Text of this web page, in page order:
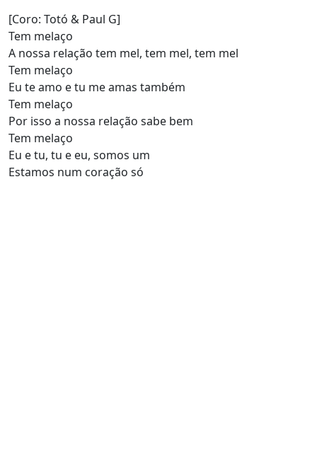
[Coro: Totó & Paul G]
Tem melaço
A nossa relação tem mel, tem mel, tem mel
Tem melaço
Eu te amo e tu me amas também
Tem melaço
Por isso a nossa relação sabe bem
Tem melaço
Eu e tu, tu e eu, somos um
Estamos num coração só